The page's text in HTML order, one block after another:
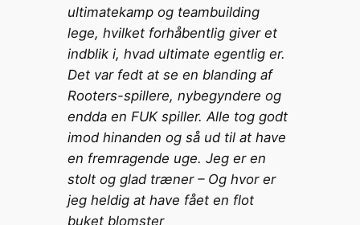
ultimatekamp og teambuilding
lege, hvilket forhåbentlig giver et
indblik i, hvad ultimate egentlig er.
Det var fedt at se en blanding af
Rooters-spillere, nybegyndere og
endda en FUK spiller. Alle tog godt
imod hinanden og så ud til at have
en fremragende uge. Jeg er en
stolt og glad træner – Og hvor er
jeg heldig at have fået en flot
buket blomster